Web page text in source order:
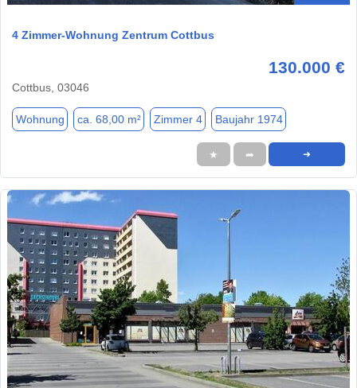
4 Zimmer-Wohnung Zentrum Cottbus
130.000 €
Cottbus, 03046
Wohnung ca. 68,00 m² Zimmer 4 Baujahr 1974
★ ➦ ➜